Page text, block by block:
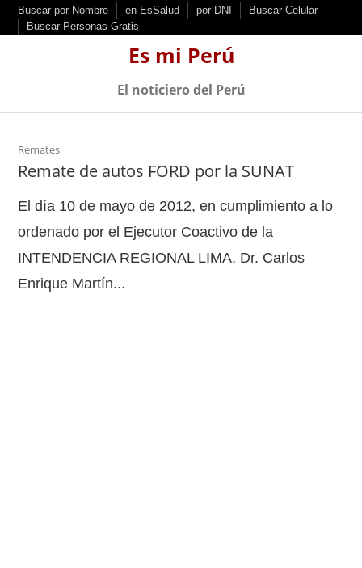
k
Buscar por Nombre en EsSalud por DNI
Buscar Celular
Buscar Personas Gratis
Es mi Perú
El noticiero del Perú
Remates
Remate de autos FORD por la SUNAT
El día 10 de mayo de 2012, en cumplimiento a lo
ordenado por el Ejecutor Coactivo de la
INTENDENCIA REGIONAL LIMA, Dr. Carlos
Enrique Martín...